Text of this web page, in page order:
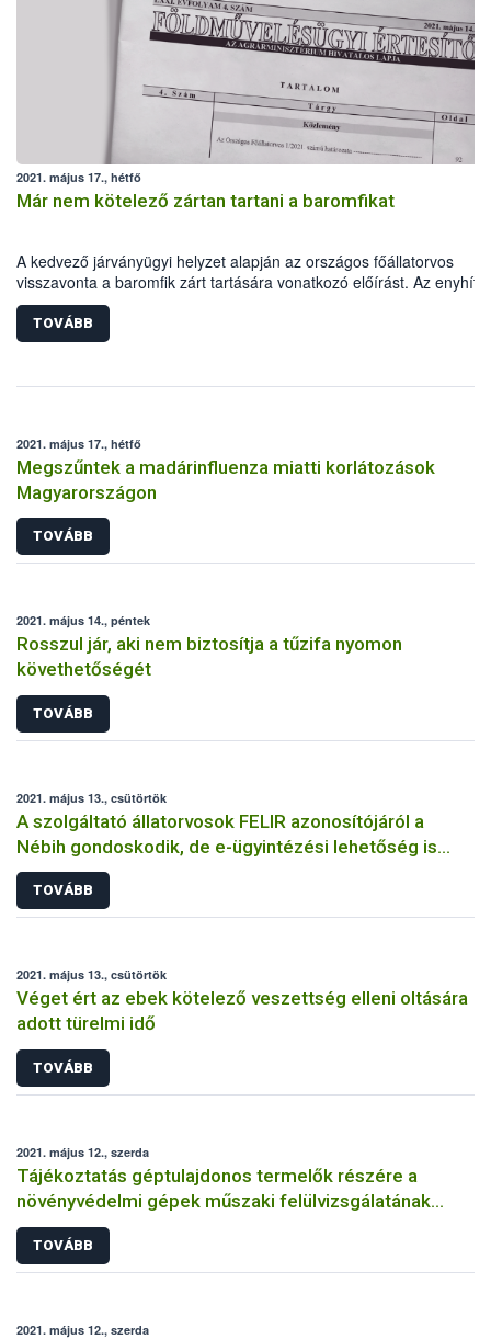
2021. május 17., hétfő
Már nem kötelező zártan tartani a baromfikat
A kedvező járványügyi helyzet alapján az országos főállatorvos
visszavonta a baromfik zárt tartására vonatkozó előírást. Az enyhítő
intézkedés részleges, hiszen az állatok zártan etetése és itatása
továbbra is kötelező marad. Fontos, hogy az állattartók a jövőben is
betartsák a járványvédelmi minimumfeltételeket, hiszen csak ezzel a
madárinfluenza újból megjelenjen hazánkban.
TOVÁBB
2021. május 17., hétfő
Megszűntek a madárinfluenza miatti korlátozások
Magyarországon
TOVÁBB
2021. május 14., péntek
Rosszul jár, aki nem biztosítja a tűzifa nyomon
követhetőségét
TOVÁBB
2021. május 13., csütörtök
A szolgáltató állatorvosok FELIR azonosítójáról a
Nébih gondoskodik, de e-ügyintézési lehetőség is
rendelkezésre áll
TOVÁBB
2021. május 13., csütörtök
Véget ért az ebek kötelező veszettség elleni oltására
adott türelmi idő
TOVÁBB
2021. május 12., szerda
Tájékoztatás géptulajdonos termelők részére a
növényvédelmi gépek műszaki felülvizsgálatának
kötelezőségéről
TOVÁBB
2021. május 12., szerda